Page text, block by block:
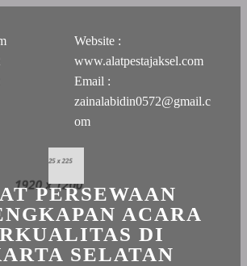
Website :
www.alatpestajaksel.com
Email :
zainalabidin0572@gmail.c
om
PERSEWAAN
ACARA
DI
SELATAN